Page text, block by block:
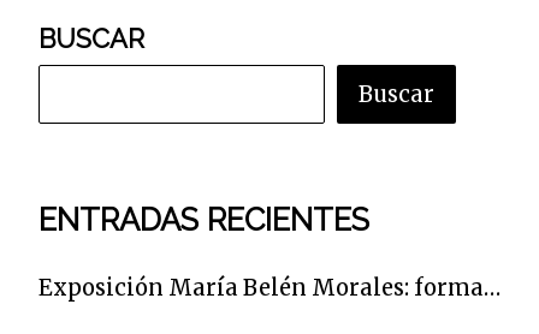
BUSCAR
Buscar
ENTRADAS RECIENTES
Exposición María Belén Morales: formas en diálogo